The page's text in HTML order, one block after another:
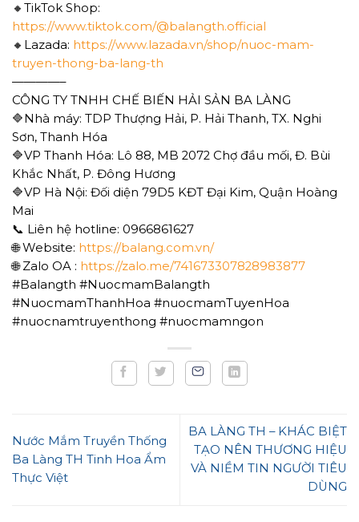
🔸TikTok Shop:
https://www.tiktok.com/@balangth.official
🔸Lazada: https://www.lazada.vn/shop/nuoc-mam-
truyen-thong-ba-lang-th
————–
CÔNG TY TNHH CHẾ BIẾN HẢI SẢN BA LÀNG
🔷Nhà máy: TDP Thượng Hải, P. Hải Thanh, TX. Nghi
Sơn, Thanh Hóa
🔷VP Thanh Hóa: Lô 88, MB 2072 Chợ đầu mối, Đ. Bùi
Khắc Nhất, P. Đông Hương
🔷VP Hà Nội: Đối diện 79D5 KĐT Đại Kim, Quận Hoàng
Mai
📞 Liên hệ hotline: 0966861627
🌐 Website: https://balang.com.vn/
🌐 Zalo OA : https://zalo.me/741673307828983877
#Balangth #NuocmamBalangth
#NuocmamThanhHoa #nuocmamTuyenHoa
#nuocnamtruyenthong #nuocmamngon
Nước Mắm Truyền Thống
Ba Làng TH Tinh Hoa Ẩm
Thực Việt
BA LÀNG TH – KHÁC BIỆT
TẠO NÊN THƯƠNG HIỆU
VÀ NIỀM TIN NGƯỜI TIÊU
DÙNG